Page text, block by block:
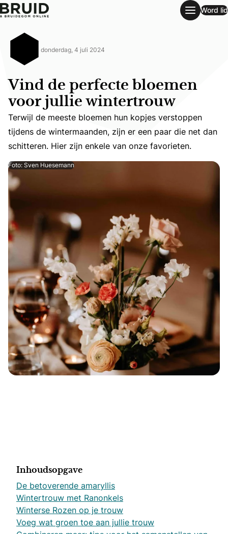
Vind de perfecte bloemen voor jullie wintertrouw
Word lid
donderdag, 4 juli 2024
Vind de perfecte bloemen
voor jullie wintertrouw
Terwijl de meeste bloemen hun kopjes verstoppen
Terwijl de meeste bloemen hun kopjes verstoppen
tijdens de wintermaanden, zijn er een paar die net dan
schitteren. Hier zijn enkele van onze favorieten.
Foto: Sven Huesemann
Inhoudsopgave
De betoverende amaryllis
Wintertrouw met Ranonkels
Winterse Rozen op je trouw
Voeg wat groen toe aan jullie trouw